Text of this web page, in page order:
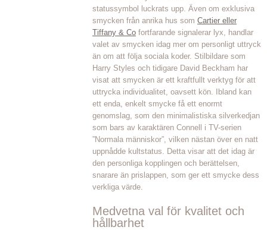
statussymbol luckrats upp. Även om exklusiva
smycken från anrika hus som Cartier eller
Tiffany & Co fortfarande signalerar lyx, handlar
valet av smycken idag mer om personligt uttryck
än om att följa sociala koder. Stilbildare som
Harry Styles och tidigare David Beckham har
visat att smycken är ett kraftfullt verktyg för att
uttrycka individualitet, oavsett kön. Ibland kan
ett enda, enkelt smycke få ett enormt
genomslag, som den minimalistiska silverkedjan
som bars av karaktären Connell i TV-serien
”Normala människor”, vilken nästan över en natt
uppnådde kultstatus. Detta visar att det idag är
den personliga kopplingen och berättelsen,
snarare än prislappen, som ger ett smycke dess
verkliga värde.
Medvetna val för kvalitet och
hållbarhet